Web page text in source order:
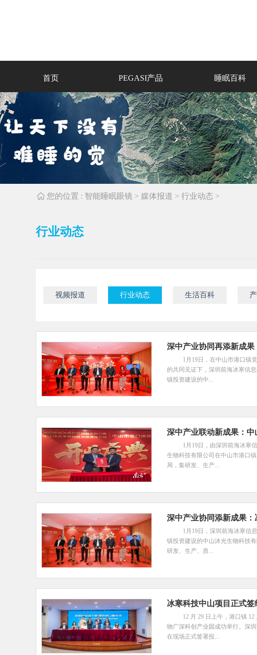
首页 PEGASI产品 睡眠百科
您的位置 : 智能睡眠眼镜 > 媒体报道 > 行业动态 >
行业动态
视频报道 行业动态 生活百科
深中产业协同再添新成
1月19日，在中山市港口镇
的共同见证下，深圳前海冰寒信
镇投资建设的中...
深中产业联动新成果：
1月19日，由深圳前海冰寒
生物科技有限公司在中山市港口
局，集研发、生产...
深中产业协同添新成果
1月19日，深圳前海冰寒信
镇投资建设的中山沐光生物科技
研发、生产、质...
冰寒科技中山项目正式
12 月 29 日上午，港口镇
物广深科创产业园成功举行。深
在现场正式签署投...